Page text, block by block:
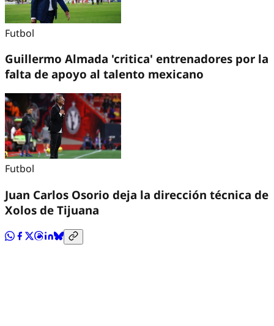
Futbol
Guillermo Almada 'critica' entrenadores por la
falta de apoyo al talento mexicano
Futbol
Juan Carlos Osorio deja la dirección técnica de
Xolos de Tijuana